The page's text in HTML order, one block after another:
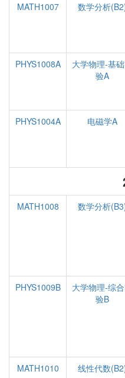
MATH1007
数学分析
PHYS1008A
大学物理-基
验A
PHYS1004A
电磁学A
MATH1008 数学分析
PHYS1009B
大学物理-综
验B
MATH1010
线性代数